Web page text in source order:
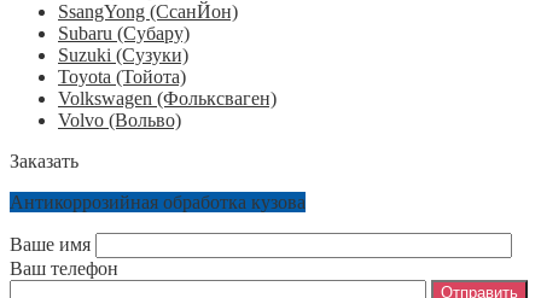
SsangYong (СсанЙон)
Subaru (Субару)
Suzuki (Сузуки)
Toyota (Тойота)
Volkswagen (Фольксваген)
Volvo (Вольво)
Заказать
Антикоррозийная обработка кузова
Ваше имя
Ваш телефон